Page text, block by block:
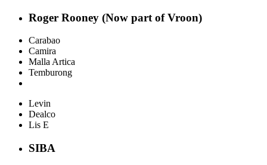
Roger Rooney (Now part of Vroon)
Carabao
Camira
Malla Artica
Temburong
Levin
Dealco
Lis E
SIBA